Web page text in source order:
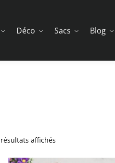
Déco Sacs Blog
affichés